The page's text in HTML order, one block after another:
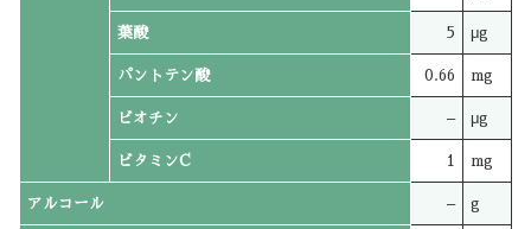
葉酸 5 μg
パントテン酸 0.66 mg
ビオチン – μg
ビタミンC 1 mg
アルコール – g